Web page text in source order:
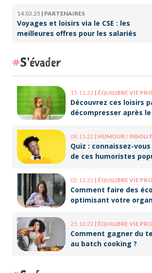
14.03.25 | PARTENAIRES
Voyages et loisirs via le CSE : les
meilleures offres pour les salariés
S'évader
15.11.22 | ÉQUILIBRE VIE
Découvrez ces loisirs
décompresser après
08.11.22 | HUMOUR /
Quiz : connaissez-
de ces humoristes
02.11.22 | ÉQUILIBRE VIE
Comment faire des
optimisant votre
25.10.22 | ÉQUILIBRE VIE
Comment gagner du
au batch cooking ?